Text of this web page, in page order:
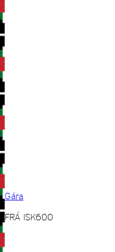
Gára
FRÁ ISK600